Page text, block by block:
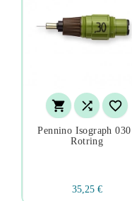
  
Pennino Isograph 030 |
Rotring
35,25 €